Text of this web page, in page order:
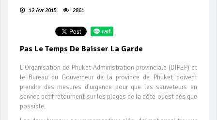
12 Avr 2015 2861
Pas Le Temps De Baisser La Garde
L'Organisation de Phuket Administration provinciale (BIPEP) et
le Bureau du Gouverneur de la province de Phuket doivent
prendre des mesures d'urgence pour que les sauveteurs en
service actif retournent sur les plages de la côte ouest dès que
possible.